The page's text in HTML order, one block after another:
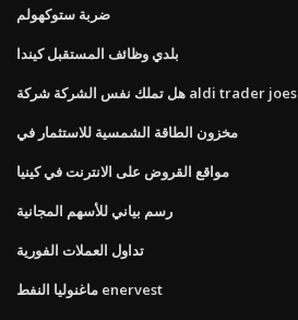
ضربة ستوكهولم
بلدي وظائف المستقبل كيندا
هل تملك نفس الشركة شركة aldi trader joes
مخزون الطاقة الشمسية للاستثمار في
مواقع القروض على الانترنت في كينيا
رسم بياني للأسهم المجانية
تداول العملات الفورية
ماغنوليا النفط enervest